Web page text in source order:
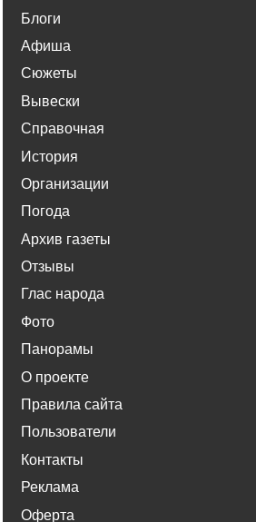
Блоги
Афиша
Сюжеты
Вывески
Справочная
История
Организации
Погода
Архив газеты
Отзывы
Глас народа
Фото
Панорамы
О проекте
Правила сайта
Пользователи
Контакты
Реклама
Оферта